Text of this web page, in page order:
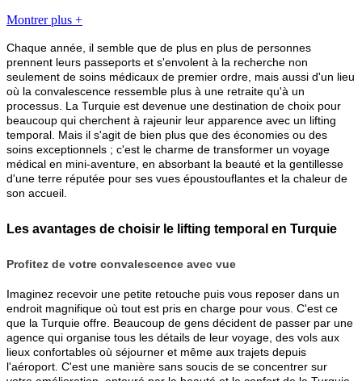
Montrer plus +
Chaque année, il semble que de plus en plus de personnes
prennent leurs passeports et s'envolent à la recherche non
seulement de soins médicaux de premier ordre, mais aussi d'un lieu
où la convalescence ressemble plus à une retraite qu'à un
processus. La Turquie est devenue une destination de choix pour
beaucoup qui cherchent à rajeunir leur apparence avec un lifting
temporal. Mais il s'agit de bien plus que des économies ou des
soins exceptionnels ; c'est le charme de transformer un voyage
médical en mini-aventure, en absorbant la beauté et la gentillesse
d'une terre réputée pour ses vues époustouflantes et la chaleur de
son accueil.
Les avantages de choisir le lifting temporal en Turquie
Profitez de votre convalescence avec vue
Imaginez recevoir une petite retouche puis vous reposer dans un
endroit magnifique où tout est pris en charge pour vous. C'est ce
que la Turquie offre. Beaucoup de gens décident de passer par une
agence qui organise tous les détails de leur voyage, des vols aux
lieux confortables où séjourner et même aux trajets depuis
l'aéroport. C'est une manière sans soucis de se concentrer sur